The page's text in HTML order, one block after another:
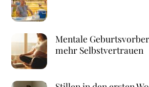
Mentale
mehr Selbstvertrauen